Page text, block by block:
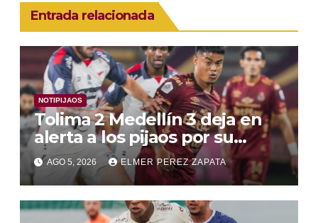
Entrada relacionada
NOTIPIJAOS
Tolima 2 Medellín 3 deja en
alerta a los pijaos por su
fútbol irregular
AGO 5, 2026 ELMER PEREZ ZAPATA